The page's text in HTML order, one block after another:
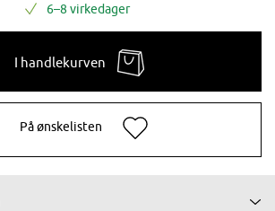
6–8 virkedager
I handlekurven
På ønskelisten